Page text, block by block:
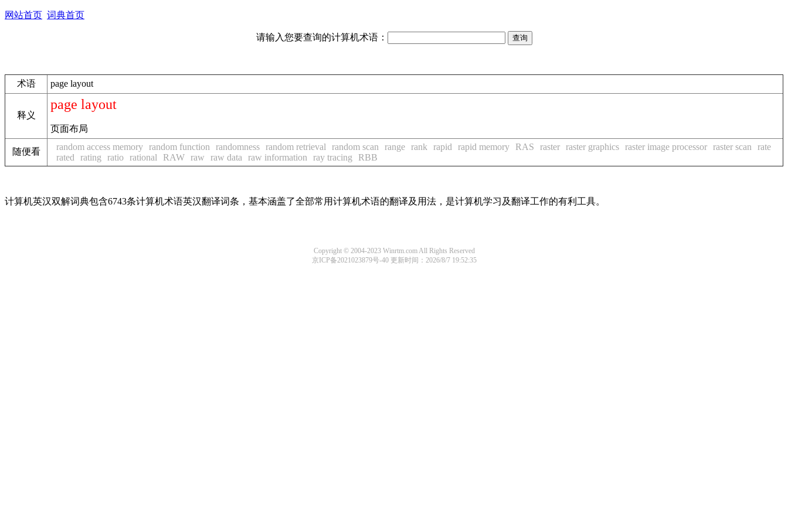
网站首页 词典首页
请输入您要查询的计算机术语：
术语 page layout
释义
page layout
页面布局
随便看 random access memory random function randomness random retrieval random scan range rank rapid rapid memory RAS raster raster graphics raster image processor raster scan
rate
rated
rating ratio rational RAW raw raw data raw information ray tracing RBB
计算机英汉双解词典包含6743条计算机术语英汉翻译词条，基本涵盖了全部常用计算机术语的翻译及用法，是计算机学习及翻译工作的有利工具。
Copyright © 2004-2023 Winrtm.com All Rights Reserved
京ICP备2021023879号-40 更新时间：2026/8/7 19:52:35